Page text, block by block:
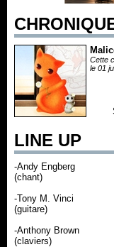
Cette
le 01
LINE UP
-Andy Engberg
(chant)
-Tony M. Vinci
(guitare)
-Anthony Brown
(claviers)